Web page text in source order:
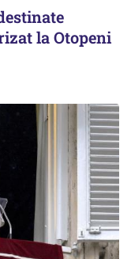
la Otopeni